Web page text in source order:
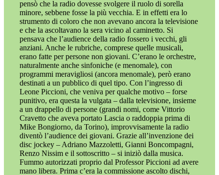
pensò che la radio dovesse svolgere il ruolo di sorella
minore, sebbene fosse la più vecchia. E in effetti era lo
strumento di coloro che non avevano ancora la televisione
e che la ascoltavano la sera vicino al caminetto. Si
pensava che l’audience della radio fossero i vecchi, gli
anziani. Anche le rubriche, comprese quelle musicali,
erano fatte per persone non giovani. C’erano le orchestre,
naturalmente anche sinfoniche (e menomale), con
programmi meravigliosi (ancora menomale), però erano
destinati a un pubblico di quel tipo. Con l’ingresso di
Leone Piccioni, che veniva per qualche motivo – forse
punitivo, era questa la vulgata – dalla televisione, insieme
a un drappello di persone (grandi nomi, come Vittorio
Cravetto che aveva portato Lascia o raddoppia prima di
Mike Bongiorno, da Torino), improvvisamente la radio
diventò l’audience dei giovani. Grazie all’invenzione dei
disc jockey – Adriano Mazzoletti, Gianni Boncompagni,
Renzo Nissim e il sottoscritto – si iniziò dalla musica.
Fummo autorizzati proprio dal Professor Piccioni ad avere
mano libera. Prima c’era la commissione ascolto dischi,